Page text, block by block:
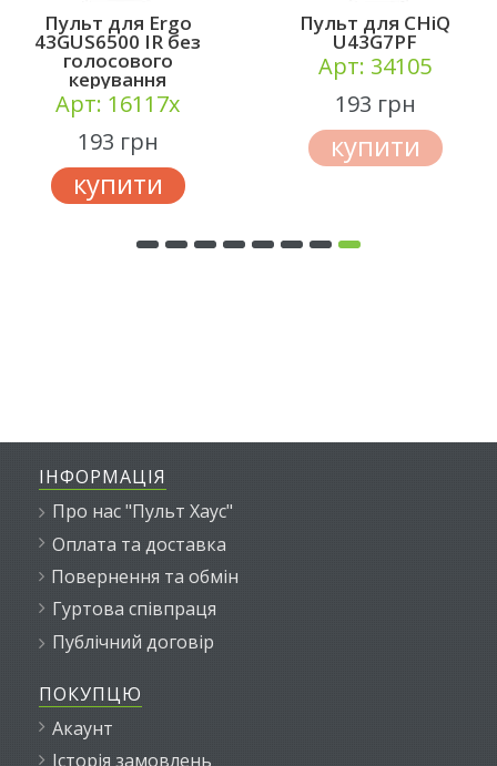
Пульт для Ergo
43GUS6500 IR без
голосового
керування
Арт: 16117x
193 грн
купити
Пульт для CHiQ
U43G7PF
Арт: 34105
193 грн
купити
ІНФОРМАЦІЯ
Про нас "Пульт Хаус"
Оплата та доставка
Повернення та обмін
Гуртова співпраця
Публічний договір
ПОКУПЦЮ
Акаунт
Історія замовлень